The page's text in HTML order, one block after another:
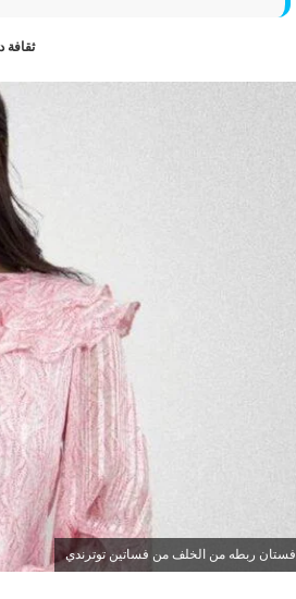
فستان ربطه من الخلف من فساتين توترندي